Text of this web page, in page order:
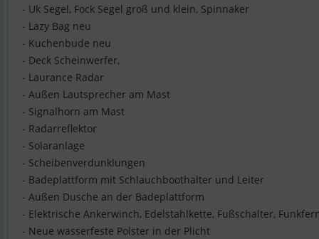
- Uk Segel, Fock Segel groß und klein, Spinnaker
- Lazy Bag neu
- Kuchenbude neu
- Deck Scheinwerfer,
- Laurance Radar
- Außen Lautsprecher am Mast
- Signalhorn am Mast
- Radarreflektor
- Solaranlage
- Scheibenverdunklungen
- Badeplattform mit Schlauchboothalter und Leiter
- Außen Dusche an der Badeplattform
- Elektrische Ankerwinch, Edelstahlkette, Fußschalter,
- Neue wasserfeste Polster in der Plicht